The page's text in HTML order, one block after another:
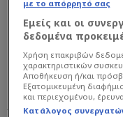
AP
«Οι ομάδες
με το απόρρητό σας
Εμείς και οι
δεδομένα
Χρήση επακριβών
χαρακτηριστικών
Αποθήκευση ή/και
Εξατομικευμένη
και περιεχομένου,
Κατάλογος